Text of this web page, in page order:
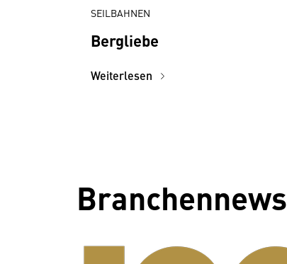
SEILBAHNEN
Bergliebe
Weiterlesen
Branchennews